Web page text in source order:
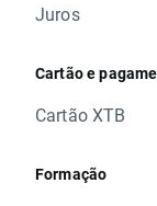
Juros
Cartão e
Cartão XTB
Formação